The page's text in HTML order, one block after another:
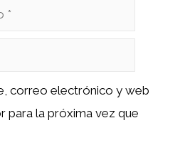
correo electrónico y web
para la próxima vez que